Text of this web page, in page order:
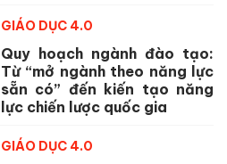
GIÁO DỤC 4.0
Quy hoạch ngành đào tạo:
Từ “mở ngành theo năng lực
sẵn có” đến kiến tạo năng
lực chiến lược quốc gia
GIÁO DỤC 4.0